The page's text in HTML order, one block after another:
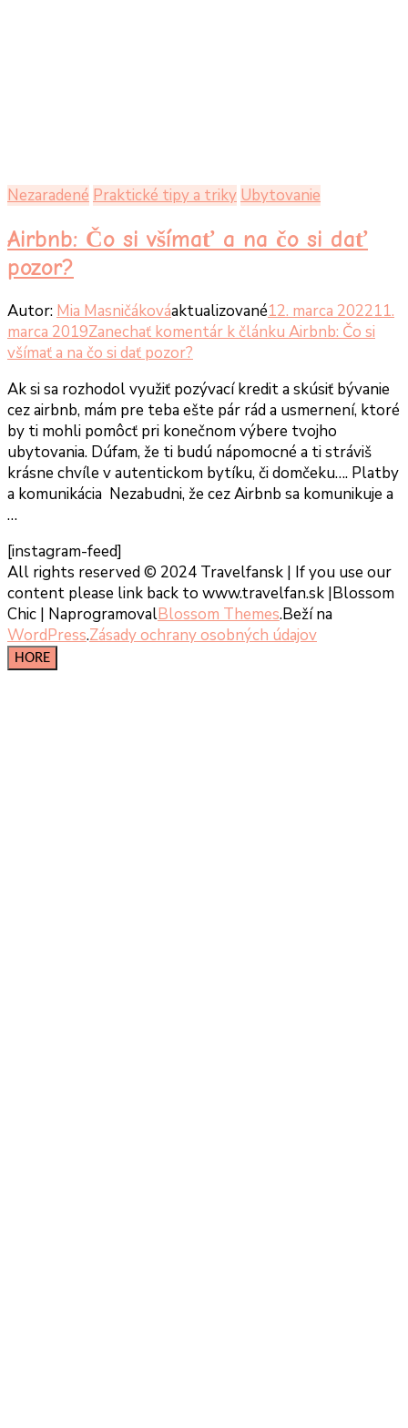
Nezaradené Praktické tipy a triky Ubytovanie
Airbnb: Čo si všímať a na čo si dať
pozor?
Autor: Mia Masničákováaktualizované12. marca 202211.
marca 2019Zanechať komentár k článku Airbnb: Čo si
všímať a na čo si dať pozor?
Ak si sa rozhodol využiť pozývací kredit a skúsiť bývanie
cez airbnb, mám pre teba ešte pár rád a usmernení, ktoré
by ti mohli pomôcť pri konečnom výbere tvojho
ubytovania. Dúfam, že ti budú nápomocné a ti stráviš
krásne chvíle v autentickom bytíku, či domčeku…. Platby
a komunikácia Nezabudni, že cez Airbnb sa komunikuje a
…
[instagram-feed]
All rights reserved © 2024 Travelfansk | If you use our
content please link back to www.travelfan.sk |Blossom
Chic | NaprogramovalBlossom Themes.Beží na
WordPress.Zásady ochrany osobných údajov
HORE